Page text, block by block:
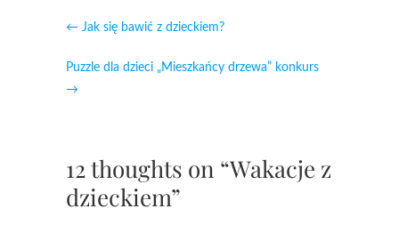
← Jak się bawić z dzieckiem?
Puzzle dla dzieci „Mieszkańcy drzewa” konkurs
→
12 thoughts on “Wakacje z
dzieckiem”